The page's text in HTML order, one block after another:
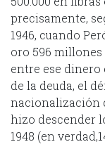
precisamente,
1946, cuando
oro 596 millones
entre ese dinero
de la deuda, el
nacionalización
hizo descender
1948 (en